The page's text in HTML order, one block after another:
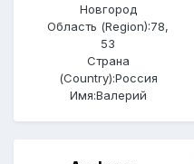
Новгород
Область (Region):78,
53
Страна
(Country):Россия
Имя:Валерий